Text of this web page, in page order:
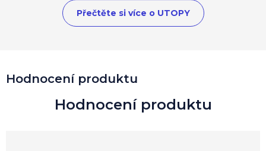
Hodnocení produktu
Přečtěte si více o UTOPY